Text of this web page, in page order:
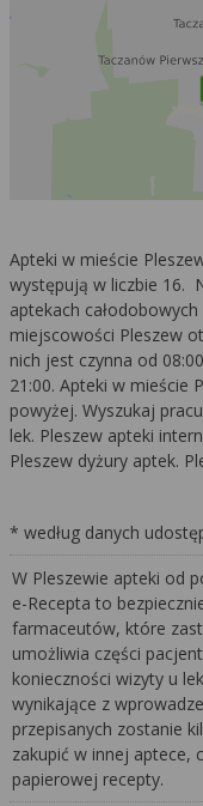
Apteki w mieście
występują w liczbie 16.
aptekach
miejscowości Pleszew
nich jest czynna od
21:00. Apteki w mieście
powyżej. Wyszukaj
lek. Pleszew apteki
Pleszew dyżury aptek.
* według danych
W Pleszewie apteki od
e-Recepta to
farmaceutów, które
umożliwia części
konieczności wizyty u
wynikające z
przepisanych zostanie
zakupić w innej aptece,
papierowej recepty.